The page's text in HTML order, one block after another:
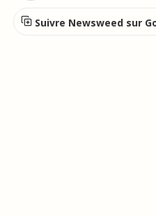
Suivre Newsweed sur